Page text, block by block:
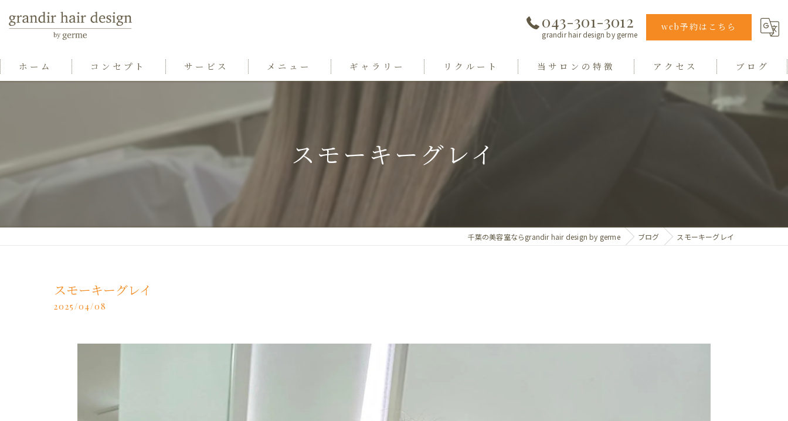
043-301-3012
grandir hair design by germe
web予約はこちら
ホーム コンセプト サービス メニュー ギャラリー リクルート 当サロンの特徴 アクセス
grandir hair design by germe
ブログ
スモーキーグレイ
千葉の美容室ならgrandir hair design by germe ブログ スモーキーグレイ
スモーキーグレイ
2025/04/08